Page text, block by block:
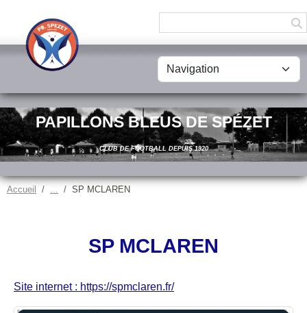
PAPILLONS BLEUS DE SPÉZET
CLUB DE FOOTBALL DEPUIS 1920
Accueil SP MCLAREN
SP MCLAREN
Site internet : https://spmclaren.fr/